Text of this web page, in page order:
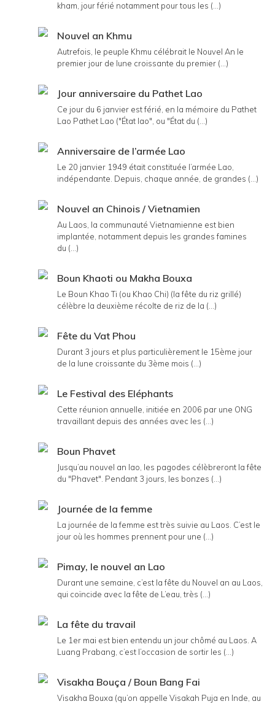
kham, jour férié notamment pour tous les (...)
Nouvel an Khmu
Autrefois, le peuple Khmu célébrait le Nouvel An le
premier jour de lune croissante du premier (...)
Jour anniversaire du Pathet Lao
Ce jour du 6 janvier est férié, en la mémoire du Pathet
Lao Pathet Lao ("État lao", ou "État du (...)
Anniversaire de l’armée Lao
Le 20 janvier 1949 était constituée l’armée Lao,
indépendante. Depuis, chaque année, de grandes (...)
Nouvel an Chinois / Vietnamien
Au Laos, la communauté Vietnamienne est bien
implantée, notamment depuis les grandes famines
du (...)
Boun Khaoti ou Makha Bouxa
Le Boun Khao Ti (ou Khao Chi) (la fête du riz grillé)
célèbre la deuxième récolte de riz de la (...)
Fête du Vat Phou
Durant 3 jours et plus particulièrement le 15ème jour
de la lune croissante du 3ème mois (...)
Le Festival des Eléphants
Cette réunion annuelle, initiée en 2006 par une ONG
travaillant depuis des années avec les (...)
Boun Phavet
Jusqu’au nouvel an lao, les pagodes célèbreront la fête
du "Phavet". Pendant 3 jours, les bonzes (...)
Journée de la femme
La journée de la femme est très suivie au Laos. C’est le
jour où les hommes prennent pour une (...)
Pimay, le nouvel an Lao
Durant une semaine, c’est la fête du Nouvel an au Laos,
qui coïncide avec la fête de L’eau, très (...)
La fête du travail
Le 1er mai est bien entendu un jour chômé au Laos. A
Luang Prabang, c’est l’occasion de sortir les (...)
Visakha Bouça / Boun Bang Fai
Visakha Bouxa (qu’on appelle Visakah Puja en Inde, au